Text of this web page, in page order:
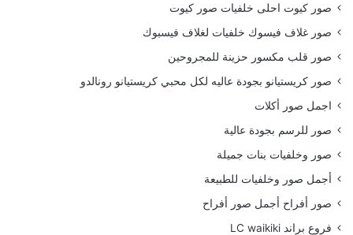
صور كيوت احلى خلفيات صور كيوت
صور غلاف فيسوك خلفيات لغلاف فيسبوك
صور قلب مكسور حزينة للمجروحين
صور كريستيانو بجودة عاليه لكل محبي كريستيانو رونالدو
اجمل صور أكلات
صور للرسم بجودة عالية
صور وخلفيات بنات جميلة
أجمل صور وخلفيات للطبيعة
صور أفراح أجمل صور أفراح
فروع براند LC waikiki